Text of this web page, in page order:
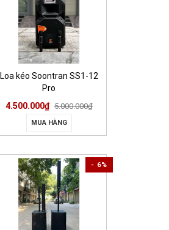
Loa kéo Soontran SS1-12
Pro
4.500.000₫ 5.000.000₫
MUA HÀNG
- 6%